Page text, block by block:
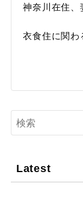
神奈川在住、
衣食住に関わ
Latest